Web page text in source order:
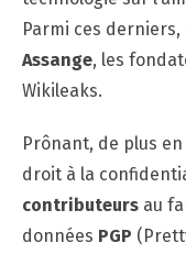
Parmi ces
Assange, les
Wikileaks.
Prônant, de plus en
droit à la
contributeurs au
données PGP